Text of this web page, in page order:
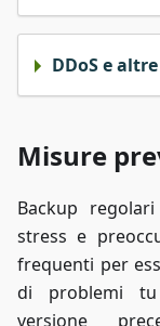
DDoS e
Misure
Backup
stress e
frequenti per
di problemi
versione